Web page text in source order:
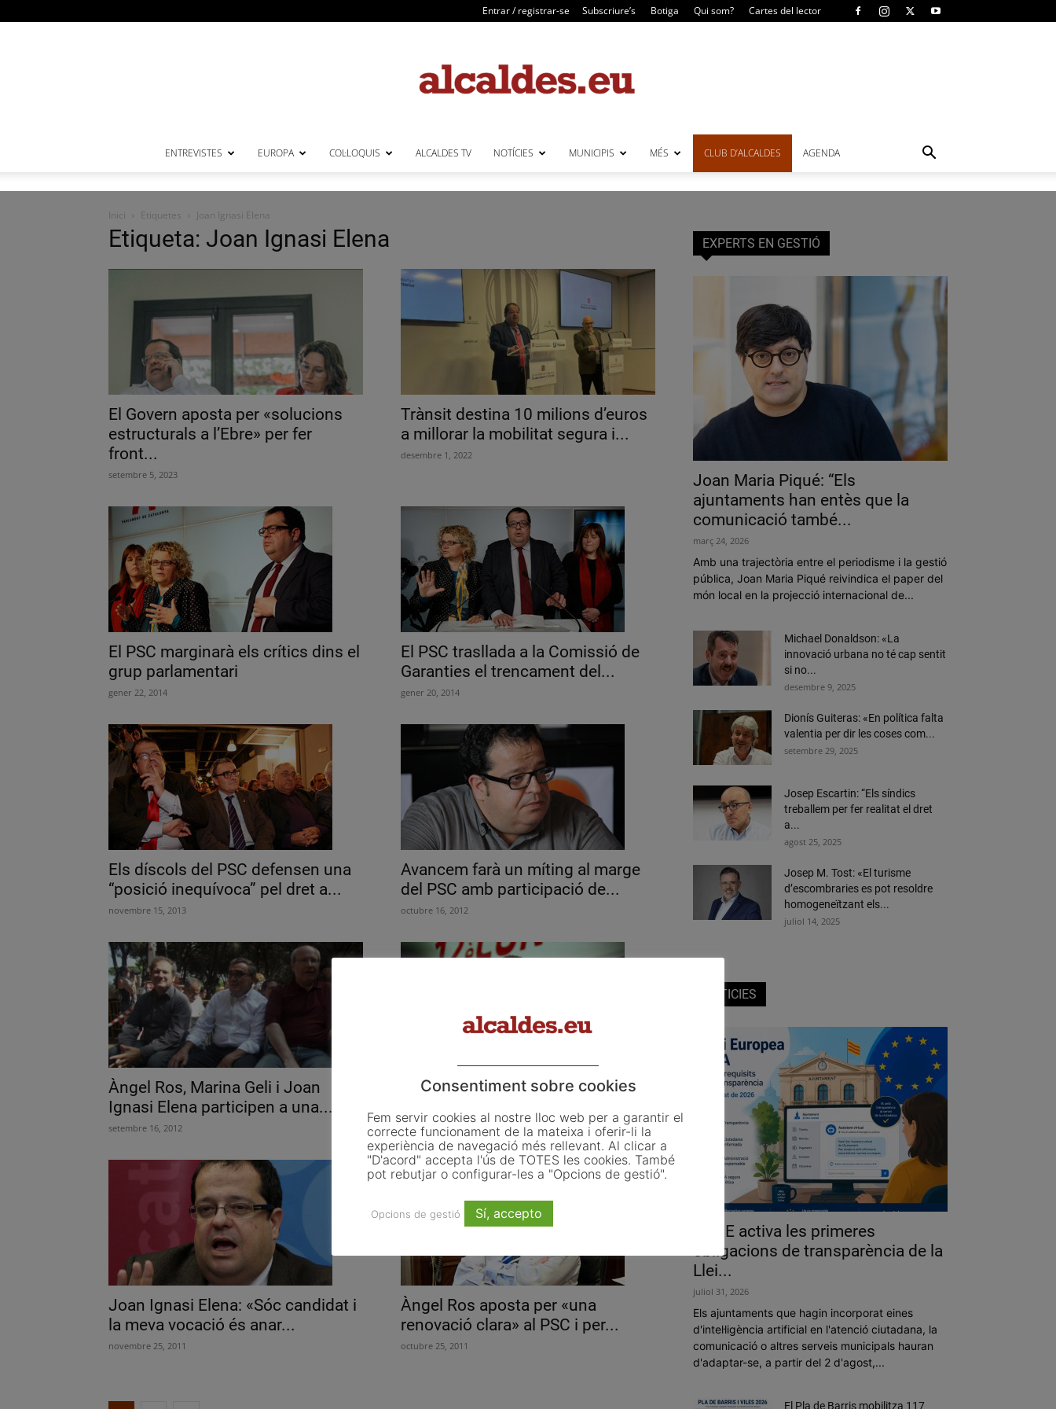
Entrar / registrar-se Subscriure’s Botiga Qui som? Cartes del lector
ENTREVISTES EUROPA COL·LOQUIS ALCALDES TV NOTÍCIES MUNICIPIS MÉS CLUB D’ALCALDES AGENDA
Inici Etiquetes Joan Ignasi Elena
Etiqueta: Joan Ignasi Elena
El Govern aposta per «solucions
estructurals a l’Ebre» per fer
front...
setembre 5, 2023
Trànsit destina 10 milions d’euros
a millorar la mobilitat segura i...
desembre 1, 2022
El PSC marginarà els crítics dins el
grup parlamentari
gener 22, 2014
El PSC trasllada a la Comissió de
Garanties el trencament del...
gener 20, 2014
Els díscols del PSC defensen una
“posició inequívoca” pel dret a...
novembre 15, 2013
Avancem farà un míting al marge
del PSC amb participació de...
octubre 16, 2012
Àngel Ros, Marina Geli i Joan
Ignasi Elena participen a una...
setembre 16, 2012
Navarro és proclamat nou primer
desembre 17, 2011
Joan Ignasi Elena: «Sóc candidat i
la meva vocació és anar...
novembre 25, 2011
Àngel Ros aposta per «una
renovació clara» al PSC i per...
octubre 25, 2011
EXPERTS EN GESTIÓ
Joan Maria Piqué: “Els
ajuntaments han entès que la
comunicació també...
març 24, 2026
Amb una trajectòria entre el periodisme i la gestió
pública, Joan Maria Piqué reivindica el paper del
món local en la projecció internacional de...
Michael Donaldson: «La
innovació urbana no té cap sentit
si no...
desembre 9, 2025
Dionís Guiteras: «En política falta
valentia per dir les coses com...
setembre 29, 2025
Josep Escartin: “Els síndics
treballem per fer realitat el dret
a...
agost 25, 2025
Josep M. Tost: «El turisme
d’escombraries es pot resoldre
homogeneïtzant els...
juliol 14, 2025
NOTICIES
La UE activa les primeres
obligacions de transparència de la
Llei...
juliol 31, 2026
Els ajuntaments que hagin incorporat eines
d'intel·ligència artificial en l'atenció ciutadana, la
comunicació o altres serveis municipals hauran
d'adaptar-se, a partir del 2 d'agost,...
El Pla de Barris mobilitza 117
Consentiment sobre cookies
Fem servir cookies al nostre lloc web per a garantir el
correcte funcionament de la mateixa i oferir-li la
experiència de navegació més rellevant. Al clicar a
"D'acord" accepta l'ús de TOTES les cookies. També
pot rebutjar o configurar-les a "Opcions de gestió".
Opcions de gestió Sí, accepto